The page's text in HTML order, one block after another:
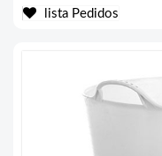
lista Pedidos